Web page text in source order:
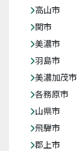
高山市
関市
美濃市
羽島市
美濃加茂市
各務原市
山県市
飛騨市
郡上市